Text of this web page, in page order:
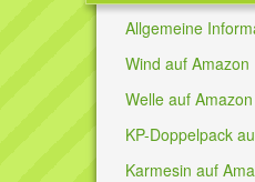
Allgemeine
Wind auf Amazon
Welle auf Amazon
KP-Doppelpack
Karmesin auf